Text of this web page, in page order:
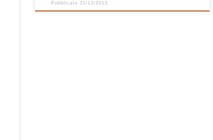
Pubblicato31/12/2013